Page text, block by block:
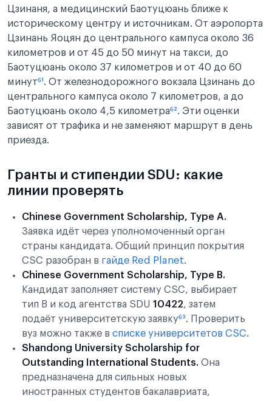
Цзинаня, а медицинский Баотуцюань ближе к
историческому центру и источникам. От аэропорта
Цзинань Яоцян до центрального кампуса около 36
километров и от 45 до 50 минут на такси, до
Баотуцюань около 37 километров и от 40 до 60
минут⁶¹. От железнодорожного вокзала Цзинань до
центрального кампуса около 7 километров, а до
Баотуцюань около 4,5 километра⁶². Эти оценки
зависят от трафика и не заменяют маршрут в день
приезда.
Гранты и стипендии SDU: какие
линии проверять
Chinese Government Scholarship, Type A.
Заявка идёт через уполномоченный орган
страны кандидата. Общий принцип покрытия
CSC разобран в гайде Red Planet.
Chinese Government Scholarship, Type B.
Кандидат заполняет систему CSC, выбирает
тип B и код агентства SDU 10422, затем
подаёт университетскую заявку⁶³. Проверить
вуз можно также в списке университетов CSC.
Shandong University Scholarship for
Outstanding International Students. Она
предназначена для сильных новых
иностранных студентов бакалавриата,